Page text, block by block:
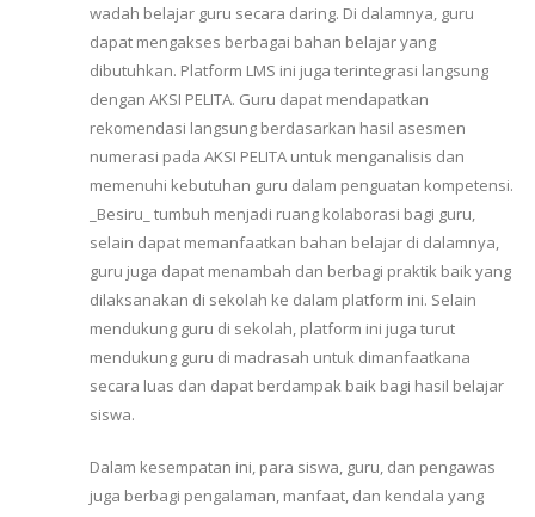
wadah belajar guru secara daring. Di dalamnya, guru
dapat mengakses berbagai bahan belajar yang
dibutuhkan. Platform LMS ini juga terintegrasi langsung
dengan AKSI PELITA. Guru dapat mendapatkan
rekomendasi langsung berdasarkan hasil asesmen
numerasi pada AKSI PELITA untuk menganalisis dan
memenuhi kebutuhan guru dalam penguatan kompetensi.
_Besiru_ tumbuh menjadi ruang kolaborasi bagi guru,
selain dapat memanfaatkan bahan belajar di dalamnya,
guru juga dapat menambah dan berbagi praktik baik yang
dilaksanakan di sekolah ke dalam platform ini. Selain
mendukung guru di sekolah, platform ini juga turut
mendukung guru di madrasah untuk dimanfaatkana
secara luas dan dapat berdampak baik bagi hasil belajar
siswa.
Dalam kesempatan ini, para siswa, guru, dan pengawas
juga berbagi pengalaman, manfaat, dan kendala yang